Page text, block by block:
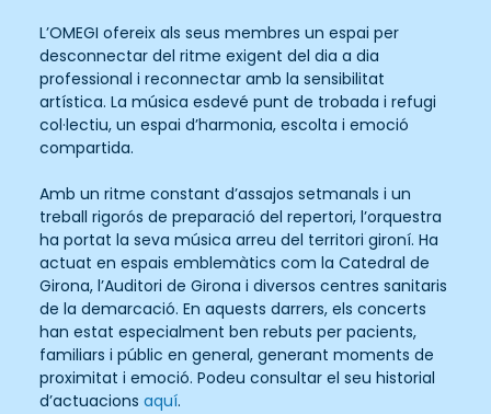
L’OMEGI ofereix als seus membres un espai per
desconnectar del ritme exigent del dia a dia
professional i reconnectar amb la sensibilitat
artística. La música esdevé punt de trobada i refugi
col·lectiu, un espai d’harmonia, escolta i emoció
compartida.
Amb un ritme constant d’assajos setmanals i un
treball rigorós de preparació del repertori, l’orquestra
ha portat la seva música arreu del territori gironí. Ha
actuat en espais emblemàtics com la Catedral de
Girona, l’Auditori de Girona i diversos centres sanitaris
de la demarcació. En aquests darrers, els concerts
han estat especialment ben rebuts per pacients,
familiars i públic en general, generant moments de
proximitat i emoció. Podeu consultar el seu historial
d’actuacions aquí.